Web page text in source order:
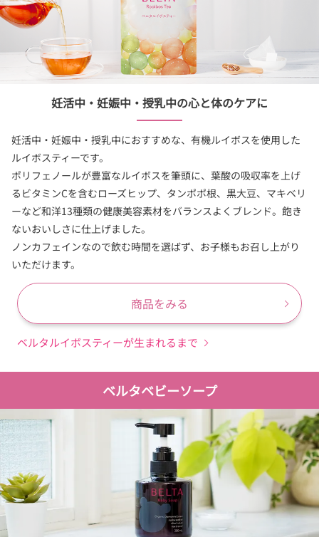
妊活中・妊娠中・授乳中の心と体のケアに
妊活中・妊娠中・授乳中におすすめな、有機ルイボスを使用した
ルイボスティーです。
ポリフェノールが豊富なルイボスを筆頭に、葉酸の吸収率を上げ
るビタミンCを含むローズヒップ、タンポポ根、黒大豆、マキベリ
ーなど和洋13種類の健康美容素材をバランスよくブレンド。飽き
ないおいしさに仕上げました。
ノンカフェインなので飲む時間を選ばず、お子様もお召し上がり
いただけます。
商品をみる
ベルタルイボスティーが生まれるまで
ベルタベビーソープ